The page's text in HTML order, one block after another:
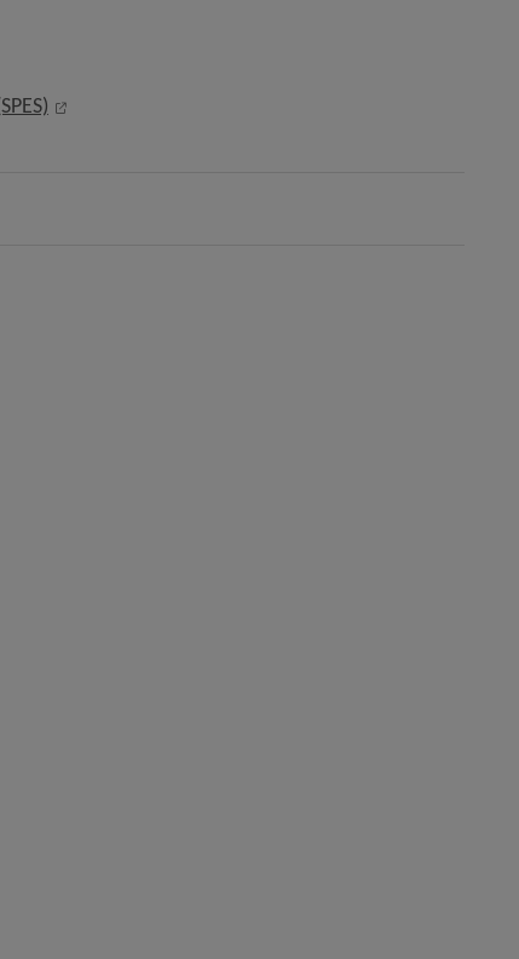
öppnas i nytt fönster.
Länk till annan webbplats, öppnas i nytt fönster.
fönster.